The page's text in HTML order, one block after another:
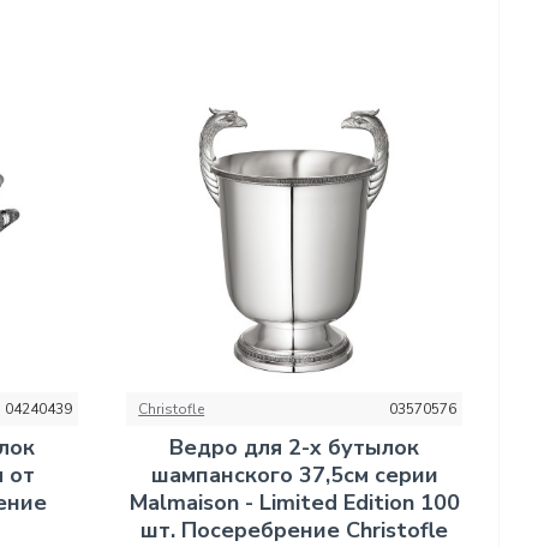
04240439
от
Christofle 03570576
Ведро для 2-х бутылок
шампанского 37,5см серии
Malmaison - Limited Edition 100
шт. Посеребрение Christofle